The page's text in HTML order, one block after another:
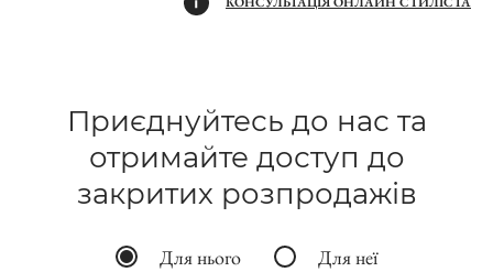
Приєднуйтесь до нас та
отримайте доступ до
закритих розпродажів
Для нього Для неї